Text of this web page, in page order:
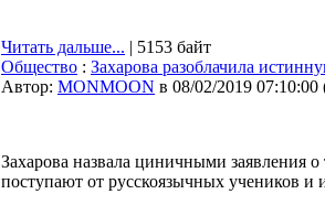
Читать дальше... | 5153 байт
Общество : Захарова разоблачила
Автор: MONMOON в 08/02/2019 07:10:00
Захарова назвала циничными заявления
поступают от русскоязычных учеников